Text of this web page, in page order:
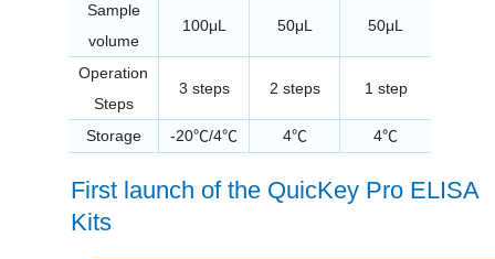
Sample
volume
100μL 50μL 50μL
Operation
Steps
3 steps 2 steps 1 step
Storage -20℃/4℃ 4℃ 4℃
First launch of the QuicKey Pro ELISA
Kits